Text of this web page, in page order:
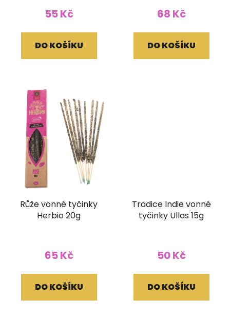
55 Kč
DO KOŠÍKU
68 Kč
DO KOŠÍKU
Růže vonné tyčinky
Herbio 20g
65 Kč
DO KOŠÍKU
Tradice Indie vonné
tyčinky Ullas 15g
50 Kč
DO KOŠÍKU